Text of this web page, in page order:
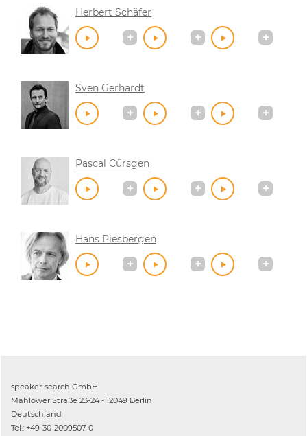
Herbert Schäfer
Sven Gerhardt
Pascal Cürsgen
Hans Piesbergen
speaker-search GmbH
Mahlower Straße 23-24 - 12049 Berlin
Deutschland
Tel.: +49-30-2009507-0